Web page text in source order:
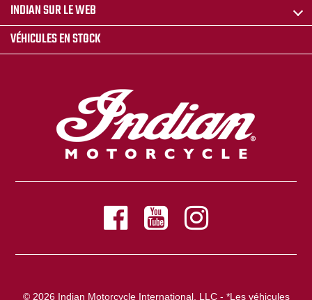
INDIAN SUR LE WEB
VÉHICULES EN STOCK
© 2026 Indian Motorcycle International, LLC - *Les véhicules